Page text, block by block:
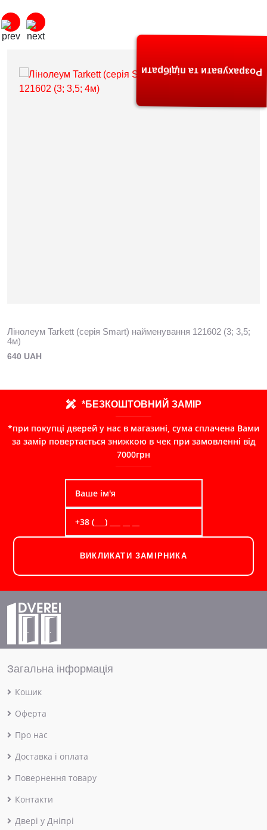
Лінолеум Tarkett (серія Smart) найменування 121602 (3; 3,5;
4м)
640 UAH
*БЕЗКОШТОВНИЙ ЗАМІР
*при покупці дверей у нас в магазині, сума сплачена Вами
за замір повертається знижкою в чек при замовленні від
7000грн
ВИКЛИКАТИ ЗАМІРНИКА
Загальна інформація
Кошик
Оферта
Про нас
Доставка і оплата
Повернення товару
Контакти
Двері у Дніпрі
Розрахувати та підібрати